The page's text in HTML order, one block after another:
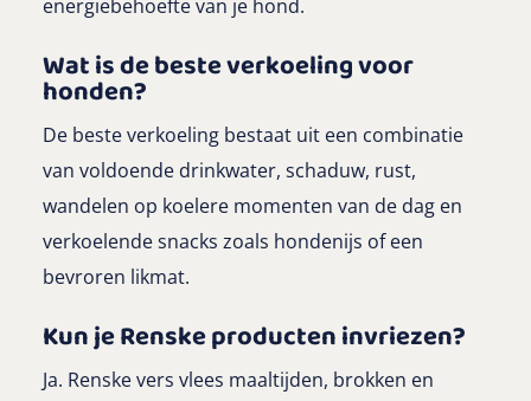
energiebehoefte van je hond.
Wat is de beste verkoeling voor
honden?
De beste verkoeling bestaat uit een combinatie
van voldoende drinkwater, schaduw, rust,
wandelen op koelere momenten van de dag en
verkoelende snacks zoals hondenijs of een
bevroren likmat.
Kun je Renske producten invriezen?
Ja. Renske vers vlees maaltijden, brokken en